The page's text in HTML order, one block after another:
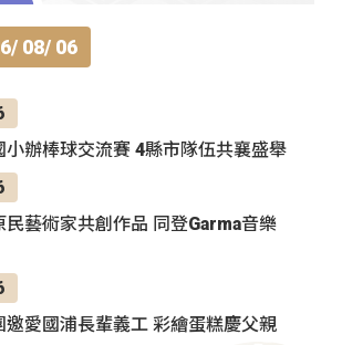
08/ 06
小辦棒球交流賽 4縣市隊伍共襄盛舉
民藝術家共創作品 同登Garma音樂
邀愛國浦長輩義工 彩繪蛋糕慶父親